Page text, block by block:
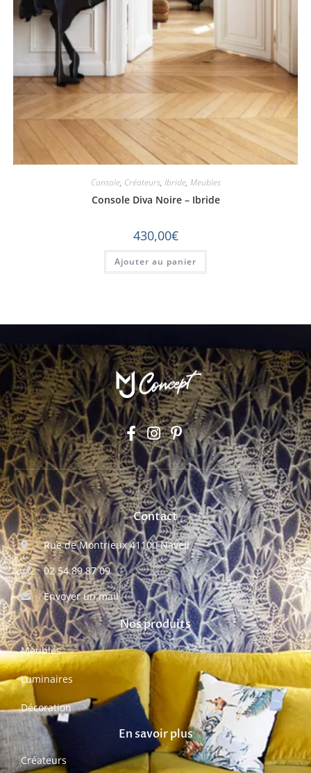
Console, Créateurs, Ibride, Meubles
Console Diva Noire – Ibride
430,00€
Ajouter au panier
Contact
Rue de Montrieux 41100 Naveil
02 54 89 87 09
Envoyer un mail
Nos produits
Meubles
Luminaires
Décoration
En savoir plus
Créateurs